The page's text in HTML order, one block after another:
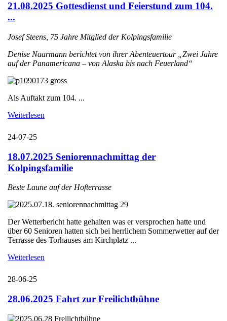
21.08.2025 Gottesdienst und Feierstund zum 104.
...
Josef Steens, 75 Jahre Mitglied der Kolpingsfamilie
Denise Naarmann berichtet von ihrer Abenteuertour „Zwei Jahre
auf der Panamericana – von Alaska bis nach Feuerland“
Als Auftakt zum 104. ...
Weiterlesen
24-07-25
18.07.2025 Seniorennachmittag der
Kolpingsfamilie
Beste Laune auf der Hofterrasse
Der Wetterbericht hatte gehalten was er versprochen hatte und
über 60 Senioren hatten sich bei herrlichem Sommerwetter auf der
Terrasse des Torhauses am Kirchplatz ...
Weiterlesen
28-06-25
28.06.2025 Fahrt zur Freilichtbühne